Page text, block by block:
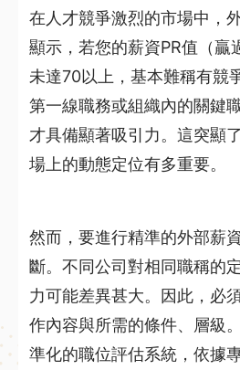
在人才競爭激烈的市場中，
顯示，若您的薪資PR值（贏
未達70以上，基本難稱有競
第一線職務或組織內的關鍵
才具備顯著吸引力。這突顯
場上的動態定位有多重要。
然而，要進行精準的外部薪
斷。不同公司對相同職稱的
力可能差異甚大。因此，必
作內容與所需的條件、層級
準化的職位評估系統，依據